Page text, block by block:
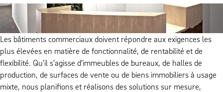
Les bâtiments commerciaux doivent répondre aux exigences les
plus élevées en matière de fonctionnalité, de rentabilité et de
flexibilité. Qu'il s'agisse d'immeubles de bureaux, de halles de
production, de surfaces de vente ou de biens immobiliers à usage
mixte, nous planifions et réalisons des solutions sur mesure,